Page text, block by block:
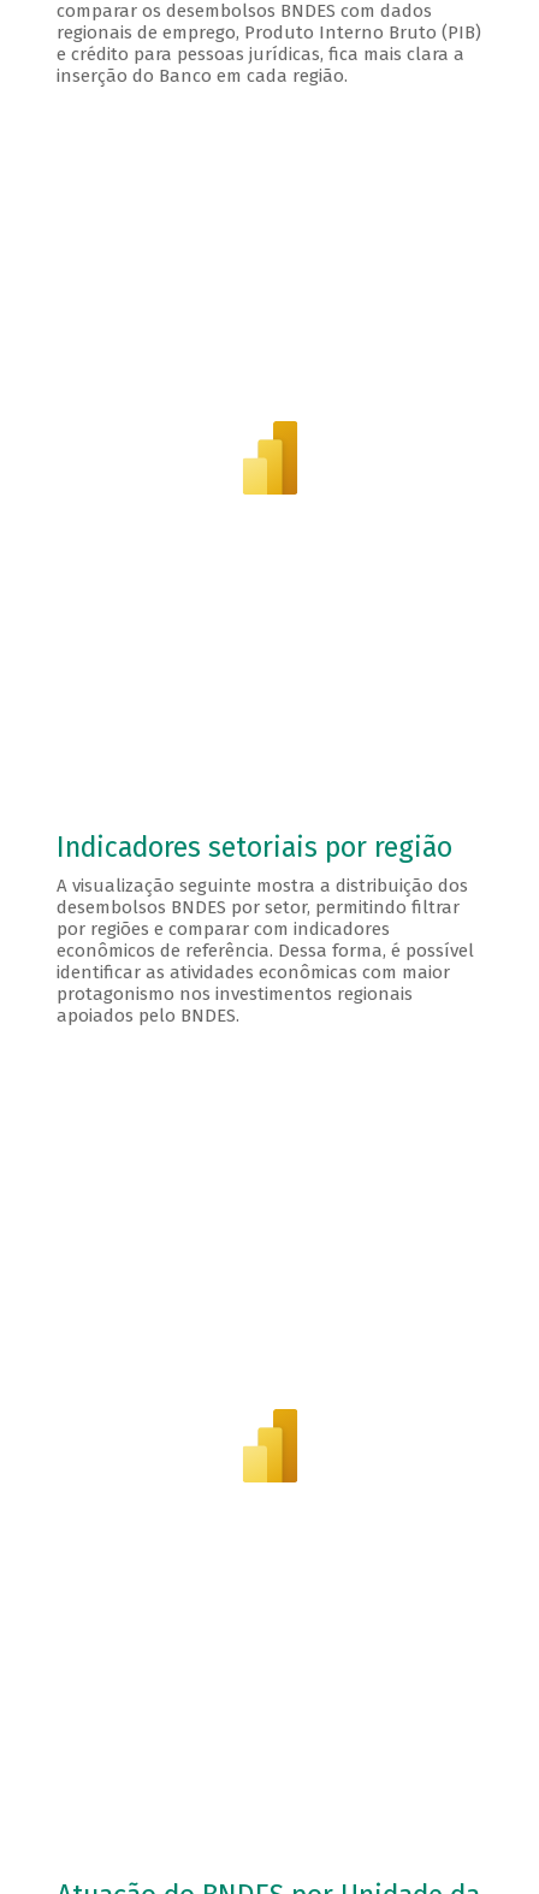
comparar os desembolsos BNDES com dados
regionais de emprego, Produto Interno Bruto (PIB)
e crédito para pessoas jurídicas, fica mais clara a
inserção do Banco em cada região.
Indicadores setoriais por região
A visualização seguinte mostra a distribuição dos
desembolsos BNDES por setor, permitindo filtrar
por regiões e comparar com indicadores
econômicos de referência. Dessa forma, é possível
identificar as atividades econômicas com maior
protagonismo nos investimentos regionais
apoiados pelo BNDES.